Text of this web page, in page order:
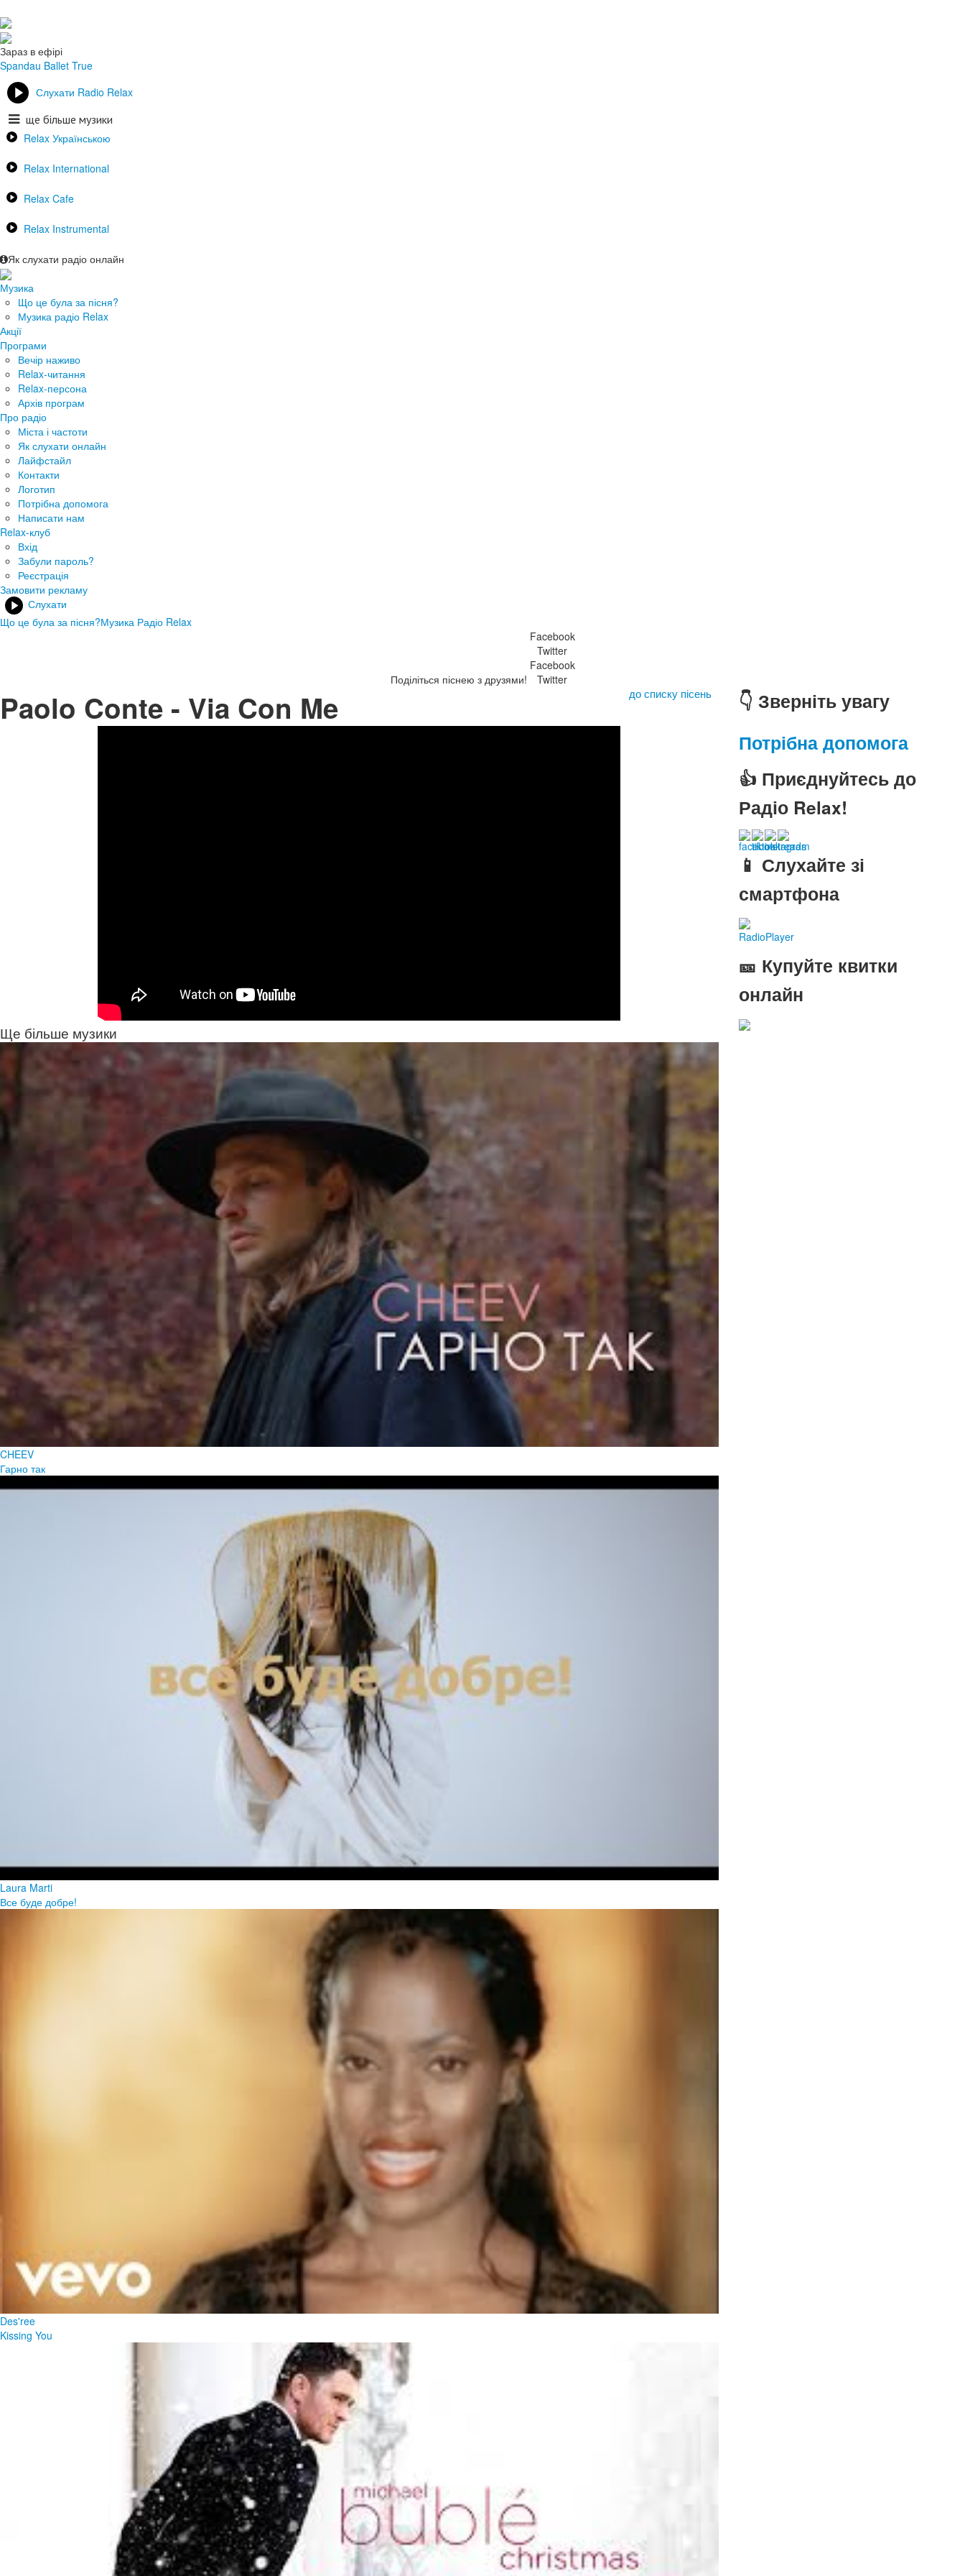
Зараз в ефірі
Spandau Ballet True
Слухати Radio Relax
ще більше музики
Relax Українською
Relax International
Relax Cafe
Relax Instrumental
Як слухати радіо онлайн
Музика
Що це була за пісня?
Музика радіо Relax
Акції
Програми
Вечір наживо
Relax-читання
Relax-персона
Архів програм
Про радіо
Міста і частоти
Як слухати онлайн
Лайфстайл
Контакти
Логотип
Потрібна допомога
Написати нам
Relax-клуб
Вхід
Забули пароль?
Реєстрація
Замовити рекламу
Слухати
Що це була за пісня?Музика Радіо Relax
Поділіться піснею з друзями!
Facebook
Twitter
Facebook
Twitter
Paolo Conte - Via Con Me до списку пісень
Ще більше музики
CHEEV
Гарно так
Laura Marti
Все буде добре!
Des'ree
Kissing You
👇 Зверніть увагу
Потрібна допомога
👍 Приєднуйтесь до
Радіо Relax!
📱 Слухайте зі
смартфона
RadioPlayer
🎫 Купуйте квитки
онлайн